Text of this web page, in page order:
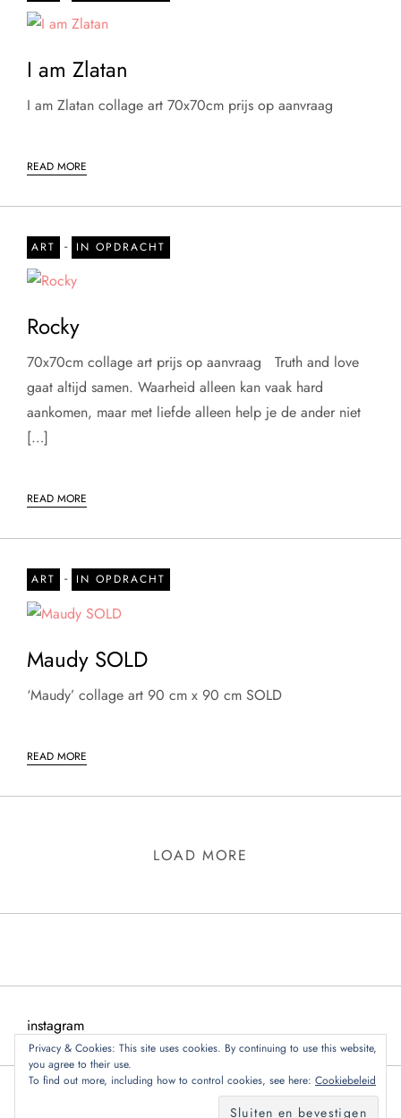
I am Zlatan
I am Zlatan collage art 70x70cm prijs op aanvraag
READ MORE
ART - IN OPDRACHT
Rocky
70x70cm collage art prijs op aanvraag Truth and love
gaat altijd samen. Waarheid alleen kan vaak hard
aankomen, maar met liefde alleen help je de ander niet
[…]
READ MORE
ART - IN OPDRACHT
Maudy SOLD
‘Maudy’ collage art 90 cm x 90 cm SOLD
READ MORE
LOAD MORE
instagram
Copyright © 2024 Blog Storm doorKantipur Themes. Alle
Privacy & Cookies: This site uses cookies. By continuing to use this website,
you agree to their use.
To find out more, including how to control cookies, see here: Cookiebeleid